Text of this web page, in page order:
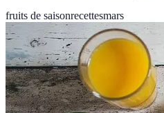
fruits de saisonrecettesmars